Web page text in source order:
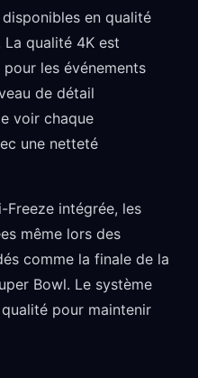
en qualité
La qualité 4K est
les événements
de détail
voir chaque
une netteté
Freeze intégrée, les
même lors des
comme la finale de la
Bowl. Le système
pour maintenir